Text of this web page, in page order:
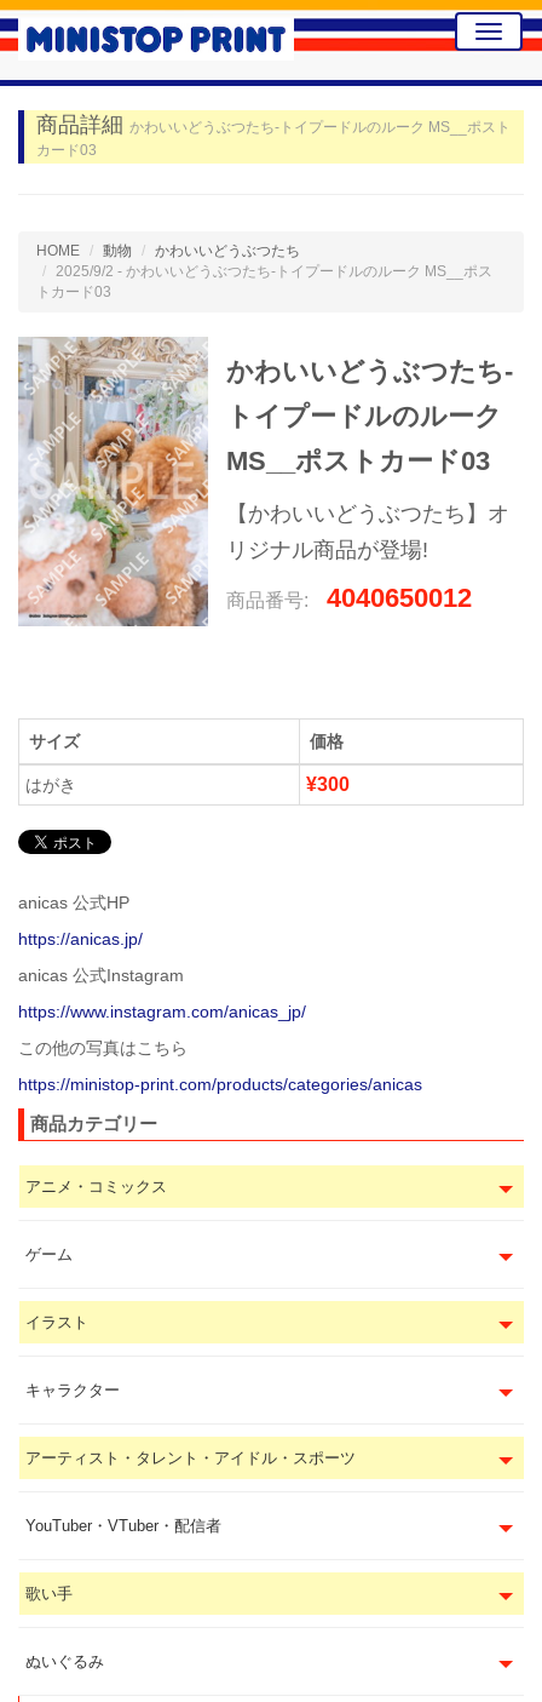
Toggle
商品詳細 かわいいどうぶつたち-トイプードルのルーク MS__ポスト
カード03
HOME 動物
かわいいどうぶつたち
2025/9/2 - かわいいどうぶつたち-トイプードルのルーク MS__ポス
トカード03
かわいいどうぶつたち-
トイプードルのルーク
MS__ポストカード03
【かわいいどうぶつたち】オ
リジナル商品が登場!
商品番号: 4040650012
サイズ 価格
はがき ¥300
anicas 公式HP
https://anicas.jp/
anicas 公式Instagram
https://www.instagram.com/anicas_jp/
この他の写真はこちら
https://ministop-print.com/products/categories/anicas
商品カテゴリー
アニメ・コミックス
ゲーム
イラスト
キャラクター
アーティスト・タレント・アイドル・スポーツ
YouTuber・VTuber・配信者
歌い手
ぬいぐるみ